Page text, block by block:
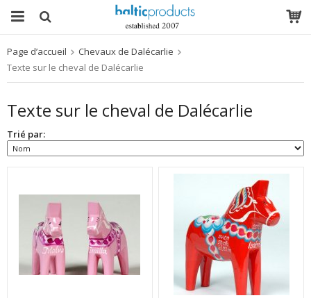
Le produit a été ajouté à votre panier
Page d’accueil
Chevaux de Dalécarlie
Texte sur le cheval de Dalécarlie
Texte sur le cheval de Dalécarlie
Trié par: